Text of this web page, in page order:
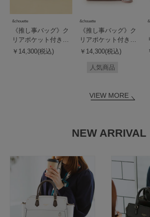
&chouette
《推し事バッグ》ク
リアポケット付きハ
ートビジュートート
￥14,300(税込)
&chouette
《推し事バッグ》ク
リアポケット付きト
ートバッグ
￥14,300(税込)
人気商品
VIEW MORE
NEW ARRIVAL